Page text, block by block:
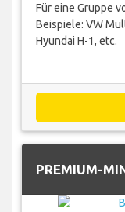
Für eine Gruppe
Beispiele: VW
Hyundai H-1, etc.
PREMIUM-